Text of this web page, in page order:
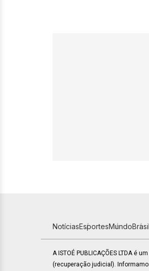
NotíciasEsportesMundoBrasil
A ISTOÉ PUBLICAÇÕES LTDA é
(recuperação judicial).